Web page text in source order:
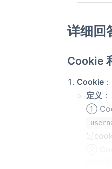
详细回
Cookie
Cookie ：
定义 ：
①
过